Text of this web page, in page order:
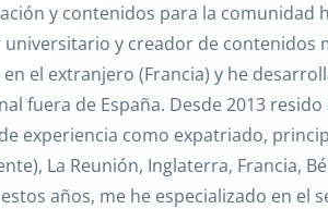
y contenidos para la comunidad
universitario y creador de contenidos
el extranjero (Francia) y he
fuera de España. Desde 2013
experiencia como expatriado,
La Reunión, Inglaterra, Francia,
años, me he especializado en el